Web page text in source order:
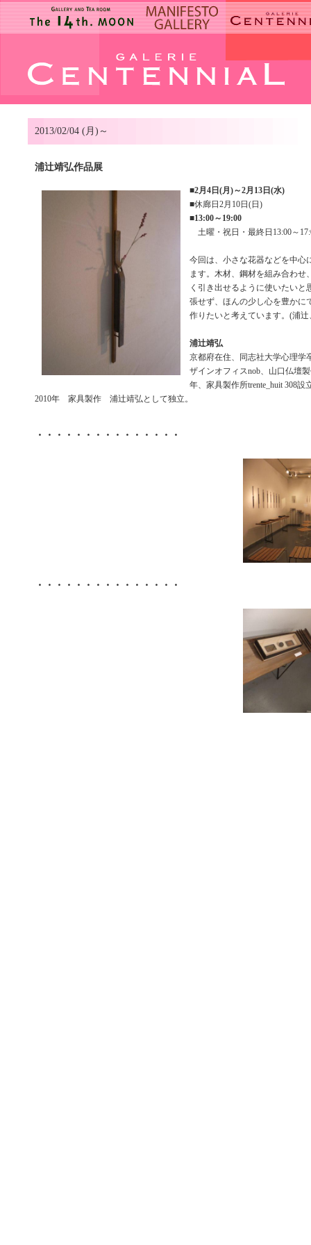
2013/02/04 (月)～
浦辻靖弘作品展
■2月4日(月)～2月13日(水)
■休廊日2月10日(日)
■13:00～19:00
土曜・祝日・最終日13:00～
今回は、小さな花器などを中心
ます。木材、鋼材を組み合わせ
く引き出せるように使いたいと
張せず、ほんの少し心を豊かに
作りたいと考えています。(浦辻
浦辻靖弘
京都府在住、同志社大学心理学
ザインオフィスnob、山口仏壇
年、家具製作所trente_huit 308設
2010年 家具製作 浦辻靖弘として独立。
・・・・・・・・・・・・・・・
・・・・・・・・・・・・・・・